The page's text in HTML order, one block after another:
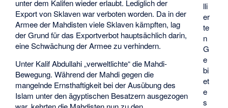
lli
er
te
n
G
e
bi
et
e
s
unter dem Kalifen wieder erlaubt. Lediglich der
Export von Sklaven war verboten worden. Da in der
Armee der Mahdisten viele Sklaven kämpften, lag
der Grund für das Exportverbot hauptsächlich darin,
eine Schwächung der Armee zu verhindern.
Unter Kalif Abdullahi „verweltlichte“ die Mahdi-
Bewegung. Während der Mahdi gegen die
mangelnde Ernsthaftigkeit bei der Ausübung des
Islam unter den ägyptischen Besatzern ausgezogen